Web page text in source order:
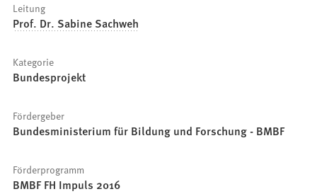
Leitung
Prof. Dr. Sabine Sachweh
Kategorie
Bundesprojekt
Fördergeber
Bundesministerium für Bildung und Forschung - BMBF
Förderprogramm
BMBF FH Impuls 2016